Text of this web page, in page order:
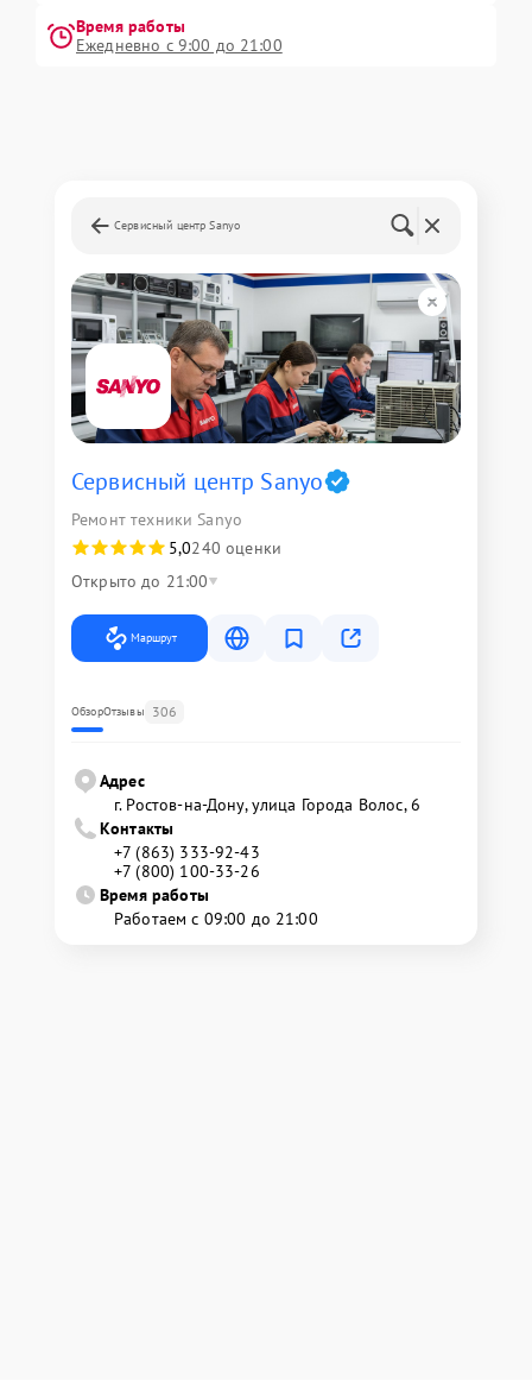
Время работы
Ежедневно с 9:00 до 21:00
Сервисный центр Sanyo
Сервисный центр Sanyo
Ремонт техники Sanyo
5,0240 оценки
Открыто до 21:00
Маршрут
ОбзорОтзывы 306
Адрес
г. Ростов-на-Дону, улица Города Волос, 6
Контакты
+7 (863) 333-92-43
+7 (800) 100-33-26
Время работы
Работаем с 09:00 до 21:00